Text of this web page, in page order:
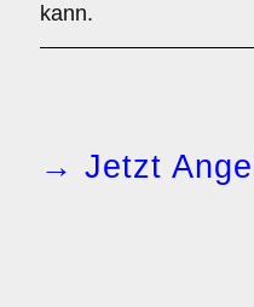
kann.
→ Jetzt